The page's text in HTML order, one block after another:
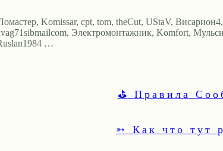
Komissar, cpt, tom, theCut, UStaV,
Электромонтажник, Komfort,
…
⛳ Правила
➳ Как что тут